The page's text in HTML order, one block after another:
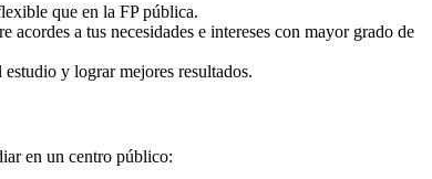
que en la FP pública.
acordes a tus necesidades e intereses con mayor grado de
y lograr mejores resultados.
en un centro público: